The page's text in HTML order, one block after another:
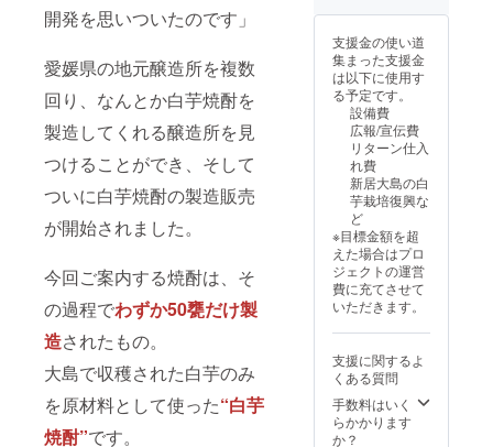
開発を思いついたのです」
愛媛県の地元醸造所を複数
回り、なんとか白芋焼酎を
製造してくれる醸造所を見
つけることができ、そして
ついに白芋焼酎の製造販売
が開始されました。
今回ご案内する焼酎は、そ
の過程でわずか50甕だけ製
造されたもの。
大島で収穫された白芋のみ
を原材料として使った“白芋
焼酎”です。
ンを選
択でき
ません
グ御礼
ページ
にて掲
載を予
定して
おりま
す／支
援時、
必ず備
考欄に
掲載を
希望さ
れるお
名前を
ご記入
くださ
い）
※20歳未
満の者
飲酒は
法令で
禁止さ
れてい
ジット
（掲載
期間：
2025年
11月
～、事
業が存
続する
載予定
／掲載
テキス
ト掲
載。掲
載箇所
はクラ
ウド
ディン
グ御礼
ページ
にて掲
載を予
様との
法：詳
細は
メール
で連絡
しま
す。 ※
七福芋
HPに
て、交
模様を
詳しく
掲載予
定。
（掲載
期間：
11月
～、事
業が存
続する
限り掲
トの限
を記載
いたし
ます）
・ 七福
芋本舗
HPに支
援者氏
ンネー
ム可）
ジット
掲載
（掲載
期間：
2025年
11月
業が存
続する
限り掲
載予定
／掲載
支援金の使い道
集まった支援金
は以下に使用す
る予定です。
設備費
広報/宣伝費
リターン仕入
れ費
新居大島の白
芋栽培復興な
ど
※目標金額を超
えた場合はプロ
ジェクトの運営
費に充てさせて
いただきます。
支援に関するよ
くある質問
手数料はいく
らかかります
か？